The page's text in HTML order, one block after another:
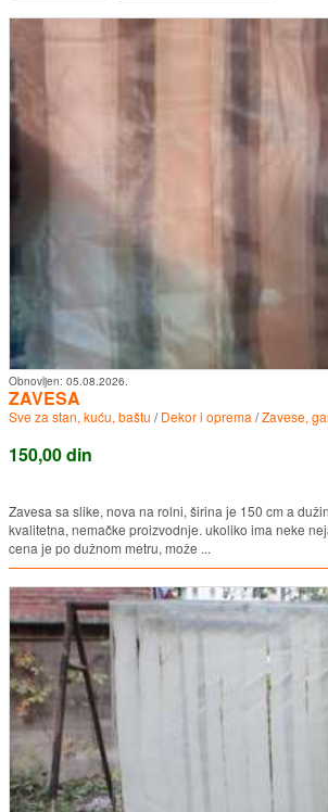
Obnovljen: 05.08.2026.
ZAVESA
Sve za stan, kuću, baštu /Dekor i oprema /Zavese,
150,00 din
Zavesa sa slike, nova na rolni, širina je 150 cm a
kvalitetna, nemačke proizvodnje. ukoliko ima neke
cena je po dužnom metru, može ...